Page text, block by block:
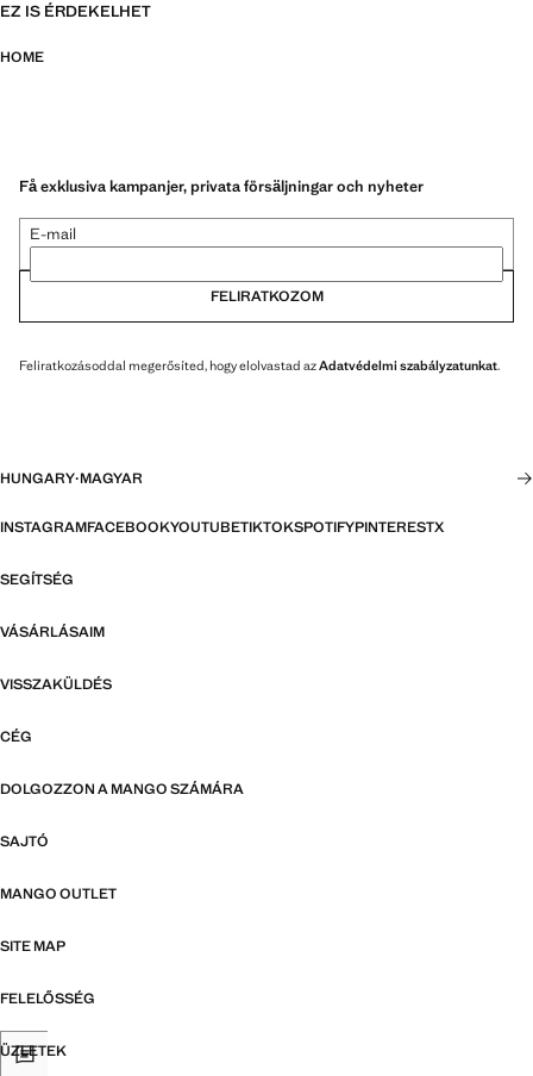
EZ IS ÉRDEKELHET
HOME
Få exklusiva kampanjer, privata försäljningar och nyheter
E-mail
FELIRATKOZOM
Feliratkozásoddal megerősíted, hogy elolvastad azAdatvédelmi szabályzatunkat.
HUNGARY·MAGYAR
INSTAGRAMFACEBOOKYOUTUBETIKTOKSPOTIFYPINTERESTX
SEGÍTSÉG
VÁSÁRLÁSAIM
VISSZAKÜLDÉS
CÉG
DOLGOZZON A MANGO SZÁMÁRA
SAJTÓ
MANGO OUTLET
SITE MAP
FELELŐSSÉG
ÜZLETEK